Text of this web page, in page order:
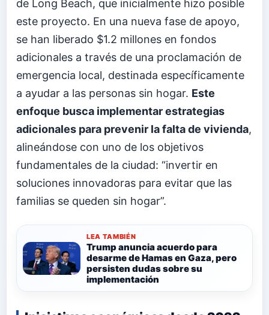
de Long Beach, que inicialmente hizo posible
este proyecto. En una nueva fase de apoyo,
se han liberado $1.2 millones en fondos
adicionales a través de una proclamación de
emergencia local, destinada específicamente
a ayudar a las personas sin hogar. Este
enfoque busca implementar estrategias
adicionales para prevenir la falta de vivienda,
alineándose con uno de los objetivos
fundamentales de la ciudad: “invertir en
soluciones innovadoras para evitar que las
familias se queden sin hogar”.
LEA TAMBIÉN
Trump anuncia acuerdo para
desarme de Hamas en Gaza, pero
persisten dudas sobre su
implementación